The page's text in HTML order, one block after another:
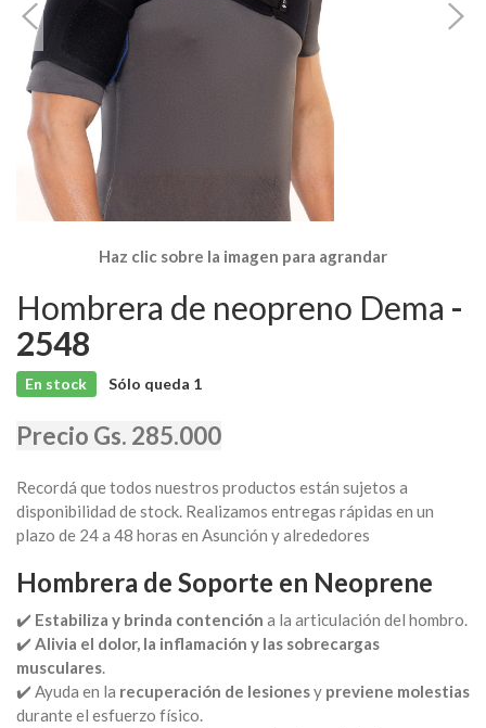
Haz clic sobre la imagen para agrandar
Hombrera de neopreno Dema -
2548
En stock Sólo queda 1
Precio Gs. 285.000
Recordá que todos nuestros productos están sujetos a
disponibilidad de stock. Realizamos entregas rápidas en un
plazo de 24 a 48 horas en Asunción y alrededores
Hombrera de Soporte en Neoprene
✔️ Estabiliza y brinda contención a la articulación del hombro.
✔️ Alivia el dolor, la inflamación y las sobrecargas
musculares.
✔️ Ayuda en la recuperación de lesionesy previene molestias
durante el esfuerzo físico.